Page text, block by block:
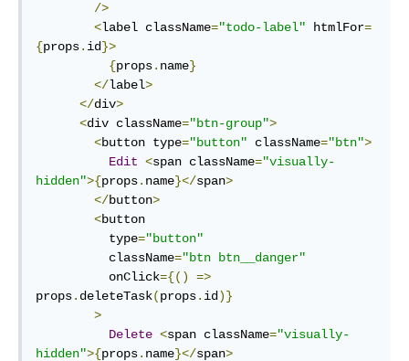
/>
<label className="todo-label" htmlFor=
{props. id}>
{props. name}
</label>
</div>
<div className="btn-group">
<button type="button" className="btn">
Edit <span className="visually-
hidden">{props. name}</span>
</button>
<button
          type
="button"
          className
="btn btn__danger"
          onClick
={()
=>
props. deleteTask(props. id)}
>
Delete <span className="visually-
hidden">{props. name}</span>